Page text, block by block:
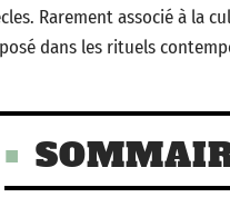
Rarement associé à la
dans les rituels